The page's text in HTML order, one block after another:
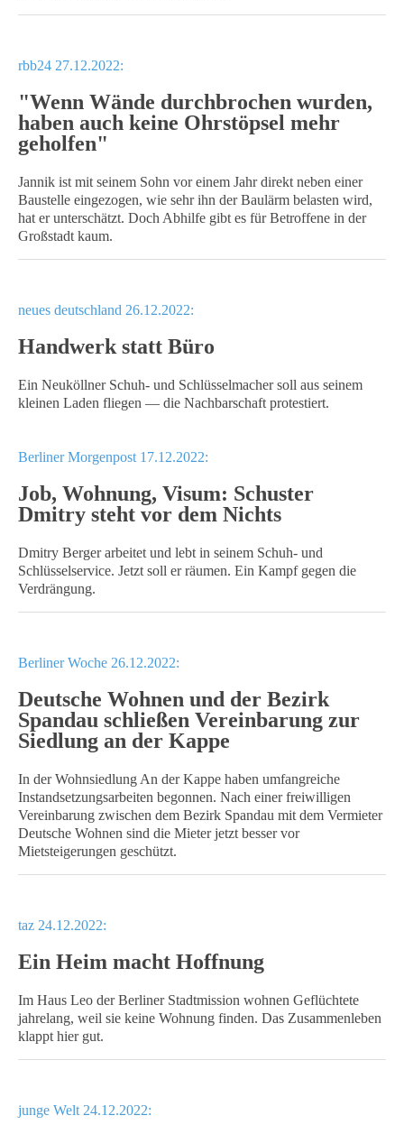
rbb24 27.12.2022:
"Wenn Wände durchbrochen wurden,
haben auch keine Ohrstöpsel mehr
geholfen"
Jannik ist mit seinem Sohn vor einem Jahr direkt neben einer
Baustelle eingezogen, wie sehr ihn der Baulärm belasten wird,
hat er unterschätzt. Doch Abhilfe gibt es für Betroffene in der
Großstadt kaum.
neues deutschland 26.12.2022:
Handwerk statt Büro
Ein Neuköllner Schuh- und Schlüsselmacher soll aus seinem
kleinen Laden fliegen — die Nachbarschaft protestiert.
Berliner Morgenpost 17.12.2022:
Job, Wohnung, Visum: Schuster
Dmitry steht vor dem Nichts
Dmitry Berger arbeitet und lebt in seinem Schuh- und
Schlüsselservice. Jetzt soll er räumen. Ein Kampf gegen die
Verdrängung.
Berliner Woche 26.12.2022:
Deutsche Wohnen und der Bezirk
Spandau schließen Vereinbarung zur
Siedlung an der Kappe
In der Wohnsiedlung An der Kappe haben umfangreiche
Instandsetzungsarbeiten begonnen. Nach einer freiwilligen
Vereinbarung zwischen dem Bezirk Spandau mit dem Vermieter
Deutsche Wohnen sind die Mieter jetzt besser vor
Mietsteigerungen geschützt.
taz 24.12.2022:
Ein Heim macht Hoffnung
Im Haus Leo der Berliner Stadtmission wohnen Geflüchtete
jahrelang, weil sie keine Wohnung finden. Das Zusammenleben
klappt hier gut.
junge Welt 24.12.2022: